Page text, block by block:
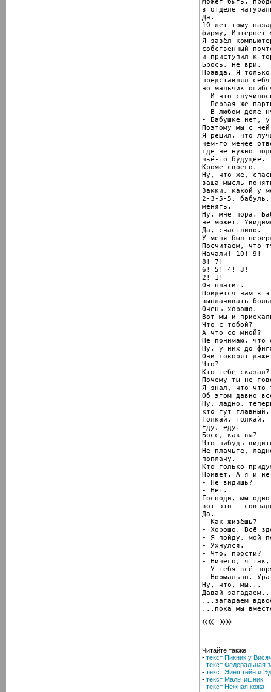
в отделе
Да.
10 лет тому
фирму,
Я завёл
собственный
и приступил к
Брось, не ври.
Правда. Я
представлял
но мальчик
- И что
- Первая же
- В любом деле
- Бабушке нет,
Поэтому мы с
Я решил, что
чем-то менее
где не нужно
чьё-то будущее.
Кроме своего.
Ну, что же,
ваша мысль
Закки, какой у
2-3-5-5, бабуль.
менять.
Ну, мне пора.
не может.
Да, счастливо.
У меня был
Посчитаем, что
Начали! 10! 9!
8! 7!
6! 5! 4! 3!
2! 1!
Он платит.
Придётся нам в
выплачивать
Очень хорошо.
Вот мы и
Что с тобой?
А что со мной?
Не понимаю, что
Ну, у них до
Они говорят
Что?
Кто тебе сказал?
Почему ты не
Я знал, что
Об этом давно
Ну, ладно,
кто тут главный.
Толкай, толкай.
Еду, еду.
Босс, как вы?
Что-нибудь
Не плачьте,
поплачу.
Кто только
Привет. А я и
- Не видишь?
- Нет.
Господи, мы
вот это -
Да.
- Как живёшь?
- Хорошо. Всё
- Я пойду, мой
- Ухнулся.
- Что, прости?
- Ничего, я
- У тебя всё
- Нормально.
Ну, что, мы...
Давай
...загадаем
...пока мы
Читайте также:
- текст Пикник у
- текст Федеральная
- текст Эйнштейн и
- текст Мальчишник
- текст Нежная кожа